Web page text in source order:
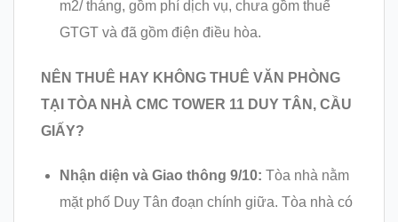
m2/ tháng, gồm phí dịch vụ, chưa gồm thuế
GTGT và đã gồm điện điều hòa.
NÊN THUÊ HAY KHÔNG THUÊ VĂN PHÒNG
TẠI TÒA NHÀ CMC TOWER 11 DUY TÂN, CẦU
GIẤY?
Nhận diện và Giao thông 9/10: Tòa nhà nằm
mặt phố Duy Tân đoạn chính giữa. Tòa nhà có